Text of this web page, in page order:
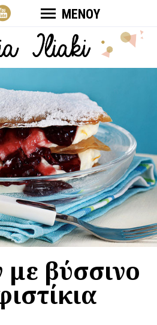
ΜΕΝΟΥ
με βύσσινο